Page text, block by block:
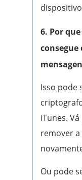
6. Por
Isso pode
iTunes.
remover
Ou pode